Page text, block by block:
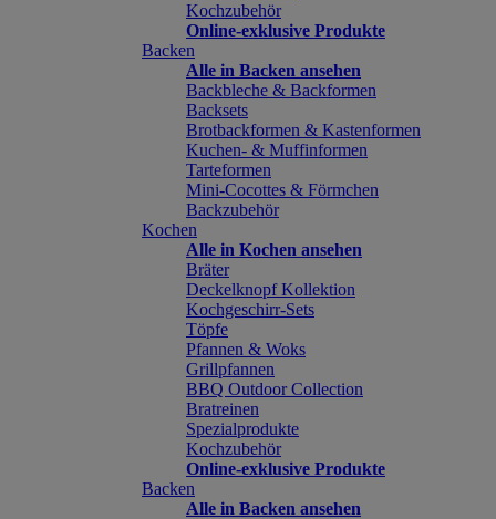
Kochzubehör
Online-exklusive Produkte
Backen
Alle in Backen ansehen
Backbleche & Backformen
Backsets
Brotbackformen & Kastenformen
Kuchen- & Muffinformen
Tarteformen
Mini-Cocottes & Förmchen
Backzubehör
Kochen
Alle in Kochen ansehen
Bräter
Deckelknopf Kollektion
Kochgeschirr-Sets
Töpfe
Pfannen & Woks
Grillpfannen
BBQ Outdoor Collection
Bratreinen
Spezialprodukte
Kochzubehör
Online-exklusive Produkte
Backen
Alle in Backen ansehen